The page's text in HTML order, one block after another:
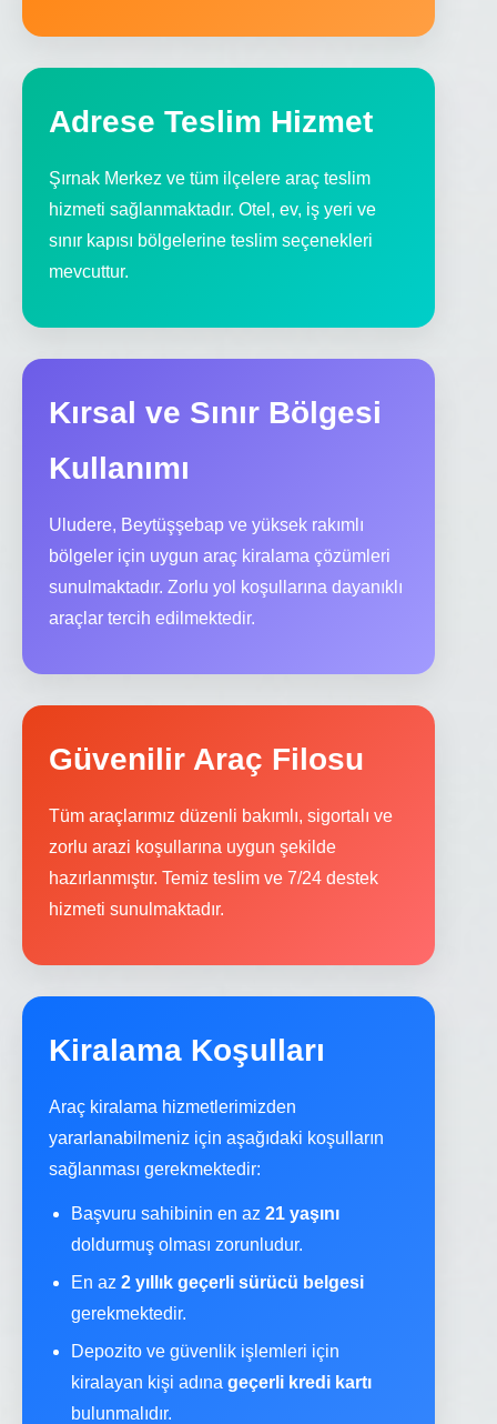
Adrese Teslim Hizmet
Şırnak Merkez ve tüm ilçelere araç teslim
hizmeti sağlanmaktadır. Otel, ev, iş yeri ve
sınır kapısı bölgelerine teslim seçenekleri
mevcuttur.
Kırsal ve Sınır Bölgesi
Kullanımı
Uludere, Beytüşşebap ve yüksek rakımlı
bölgeler için uygun araç kiralama çözümleri
sunulmaktadır. Zorlu yol koşullarına dayanıklı
araçlar tercih edilmektedir.
Güvenilir Araç Filosu
Tüm araçlarımız düzenli bakımlı, sigortalı ve
zorlu arazi koşullarına uygun şekilde
hazırlanmıştır. Temiz teslim ve 7/24 destek
hizmeti sunulmaktadır.
Kiralama Koşulları
Araç kiralama hizmetlerimizden
yararlanabilmeniz için aşağıdaki koşulların
sağlanması gerekmektedir:
Başvuru sahibinin en az 21 yaşını
doldurmuş olması zorunludur.
En az 2 yıllık geçerli sürücü belgesi
gerekmektedir.
Depozito ve güvenlik işlemleri için
kiralayan kişi adına geçerli kredi kartı
bulunmalıdır.